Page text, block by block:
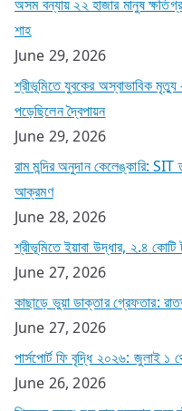
অসম বন্যায় ২২ হাজার মানুষ
শাহ
June 29, 2026
শ্রীভূমিতে যুবকের অস্বাভাবিক
পড়েছিলেন দ্বৈপায়ন
June 29, 2026
রাম মন্দির অনুদান কেলেঙ্কারি:
আক্রমণ
June 28, 2026
শ্রীভূমিতে ইয়াবা উদ্ধার, ২.৪ কোটি
June 27, 2026
কাছাড়ে ভুয়া ডাক্তার গ্রেফতার:
June 27, 2026
পার্সপোর্ট ফি বৃদ্ধি ২০২৬: জুলাই
June 26, 2026